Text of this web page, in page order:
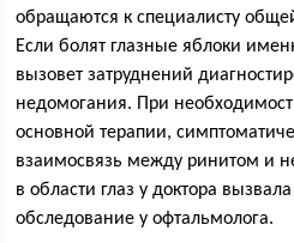
обращаются к специалисту
Если болят глазные яблоки
вызовет затруднений
недомогания. При
основной терапии,
взаимосвязь между ринитом и
в области глаз у доктора
обследование у офтальмолога.